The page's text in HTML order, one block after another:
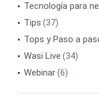
Tecnología para
Tips (37)
Tops y Paso a
Wasi Live (34)
Webinar(6)